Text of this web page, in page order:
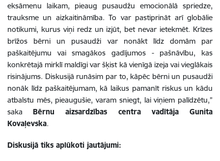
eksāmenu laikam, pieaug pusaudžu emocionālā spriedze,
trauksme un aizkaitināmība. To var pastiprināt arī globālie
notikumi, kurus viņi redz un izjūt, bet nevar ietekmēt. Krīzes
brīžos bērni un pusaudži var nonākt līdz domām par
paškaitējumu vai smagākos gadījumos - pašnāvību, kas
konkrētajā mirklī maldīgi var šķist kā vienīgā izeja vai vieglākais
risinājums. Diskusijā runāsim par to, kāpēc bērni un pusaudži
nonāk līdz paškaitējumam, kā laikus pamanīt riskus un kādu
atbalstu mēs, pieaugušie, varam sniegt, lai viņiem palīdzētu,”
sakaBērnu aizsardzības centra vadītāja Gunita
Kovaļevska.
Diskusijā tiks aplūkoti jautājumi: